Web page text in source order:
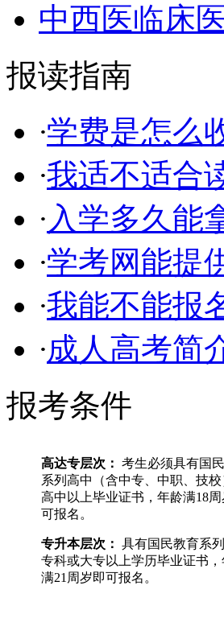
中西医临床
报读指南
·学费是怎么
·我适不适合
· 入学多久能
·学考网能提
·我能不能报
·成人高考简
报考条件
高达专层次： 考生必须具有国
系列高中（含中专、中职、技
高中以上毕业证书，年龄满18周
可报名。
专升本层次： 具有国民教育系
专科或大专以上学历毕业证书，
满21周岁即可报名。